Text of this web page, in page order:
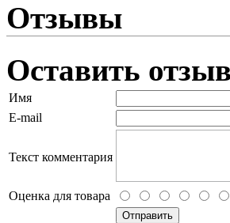
Отзывы
Оставить отзыв
Имя
E-mail
Текст комментария
Оценка для товара